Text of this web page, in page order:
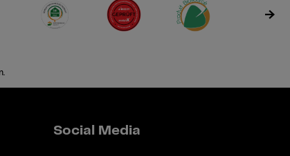
Social Media